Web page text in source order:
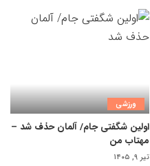
ورزشی
اولین شگفتی جام/ آلمان حذف شد –
مهتاب من
تیر ۹, ۱۴۰۵